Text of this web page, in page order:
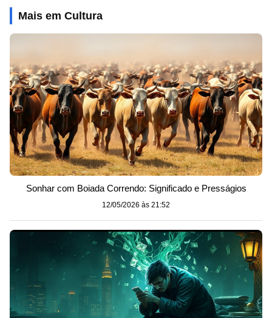
Mais em Cultura
Sonhar com Boiada Correndo: Significado e Presságios
12/05/2026 às 21:52